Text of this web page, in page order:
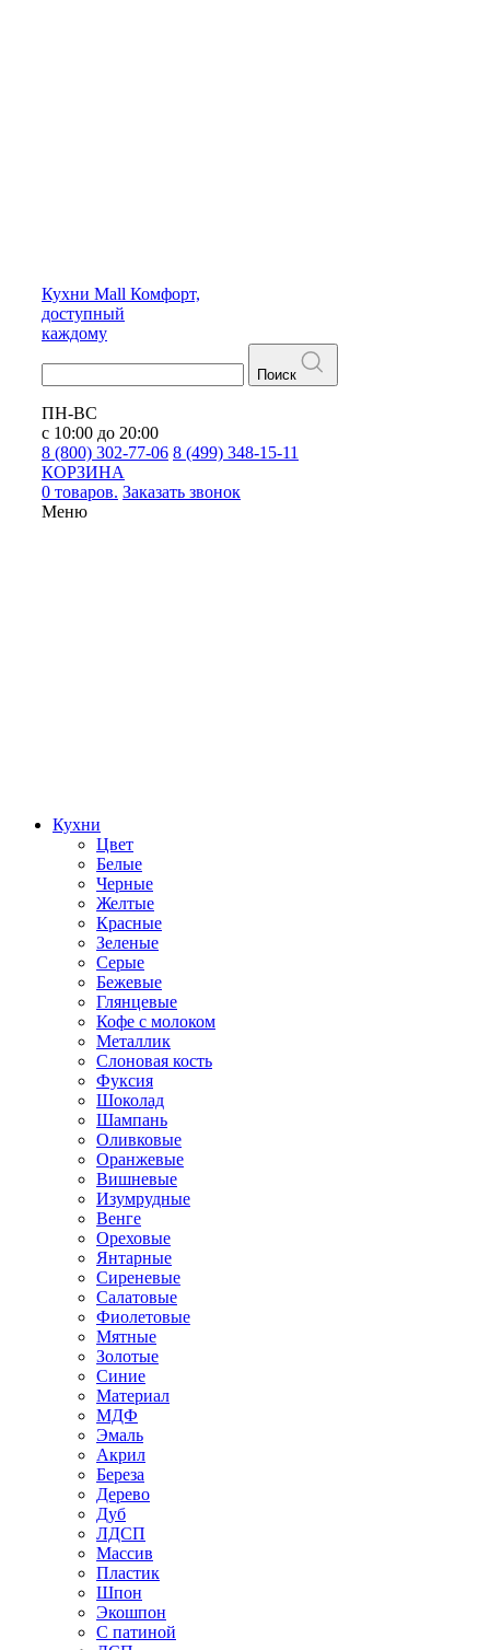
Кухни Mall Комфорт,
доступный
каждому
Поиск
ПН-ВС
с 10:00 до 20:00
8 (800) 302-77-06 8 (499) 348-15-11
КОРЗИНА
0 товаров. Заказать звонок
Меню
Кухни
Цвет
Белые
Черные
Желтые
Красные
Зеленые
Серые
Бежевые
Глянцевые
Кофе с молоком
Металлик
Слоновая кость
Фуксия
Шоколад
Шампань
Оливковые
Оранжевые
Вишневые
Изумрудные
Венге
Ореховые
Янтарные
Сиреневые
Салатовые
Фиолетовые
Мятные
Золотые
Синие
Материал
МДФ
Эмаль
Акрил
Береза
Дерево
Дуб
ЛДСП
Массив
Пластик
Шпон
Экошпон
С патиной